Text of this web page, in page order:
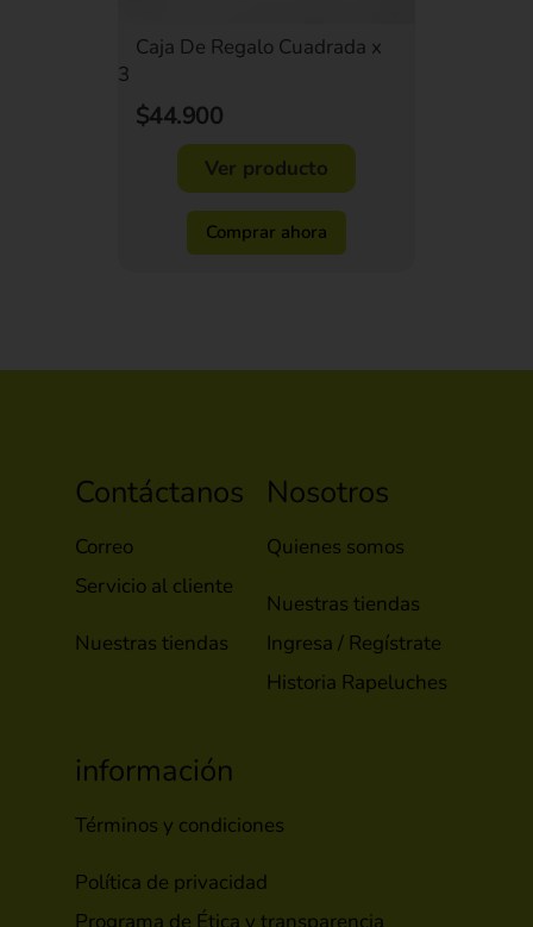
Caja De Regalo Cuadrada x
3
$44.900
Ver producto
Comprar ahora
Contáctanos
Correo
Servicio al cliente
Nuestras tiendas
Nosotros
Quienes somos
Nuestras tiendas
Ingresa / Regístrate
Historia Rapeluches
información
Términos y condiciones
Política de privacidad
Programa de Ética y transparencia